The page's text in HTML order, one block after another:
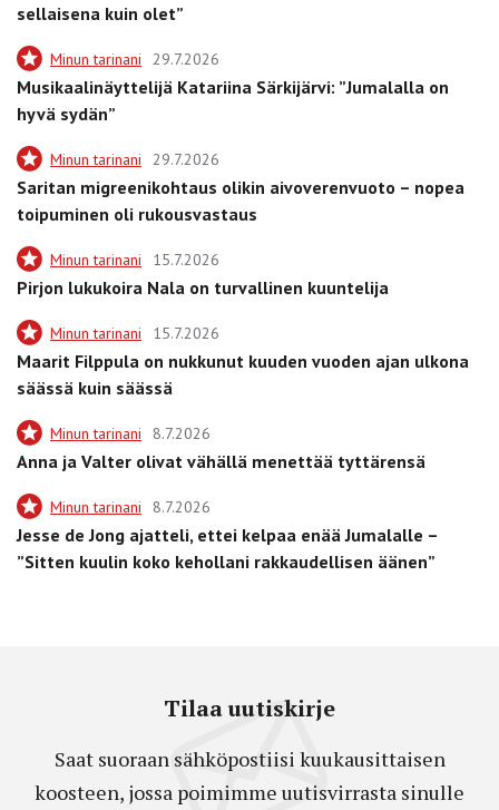
sellaisena kuin olet”
Minun tarinani 29.7.2026
Musikaalinäyttelijä Katariina Särkijärvi: ”Jumalalla on
hyvä sydän”
Minun tarinani 29.7.2026
Saritan migreenikohtaus olikin aivoverenvuoto – nopea
toipuminen oli rukousvastaus
Minun tarinani 15.7.2026
Pirjon lukukoira Nala on turvallinen kuuntelija
Minun tarinani 15.7.2026
Maarit Filppula on nukkunut kuuden vuoden ajan ulkona
säässä kuin säässä
Minun tarinani 8.7.2026
Anna ja Valter olivat vähällä menettää tyttärensä
Minun tarinani 8.7.2026
Jesse de Jong ajatteli, ettei kelpaa enää Jumalalle –
”Sitten kuulin koko kehollani rakkaudellisen äänen”
Tilaa uutiskirje
Saat suoraan sähköpostiisi kuukausittaisen
koosteen, jossa poimimme uutisvirrasta sinulle